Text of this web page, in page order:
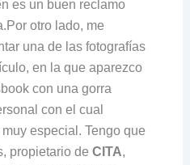
es un buen reclamo
otro lado, me
una de las fotografías
en la que aparezco
con una gorra
con el cual
especial. Tengo que
propietario de CITA,